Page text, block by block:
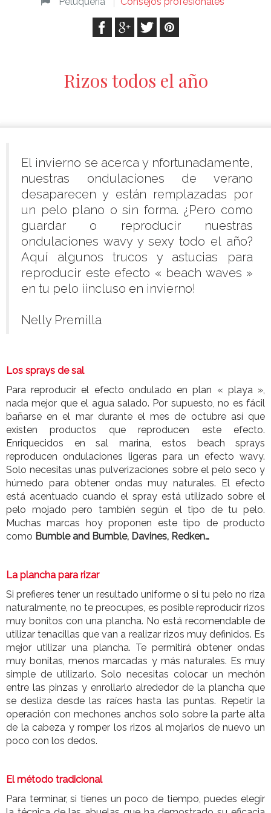
Rizos todos el año
El invierno se acerca y nfortunadamente,
nuestras ondulaciones de verano
desaparecen y están remplazadas por
un pelo plano o sin forma. ¿Pero como
guardar o reproducir nuestras
ondulaciones wavy y sexy todo el año?
Aquí algunos trucos y astucias para
reproducir este efecto « beach waves »
en tu pelo ¡incluso en invierno!
Nelly Premilla
Los sprays de sal
Para reproducir el efecto ondulado en plan « playa »,
nada mejor que el agua salado. Por supuesto, no es fácil
bañarse en el mar durante el mes de octubre así que
existen productos que reproducen este efecto.
Enriquecidos en sal marina, estos beach sprays
reproducen ondulaciones ligeras para un efecto wavy.
Solo necesitas unas pulverizaciones sobre el pelo seco y
húmedo para obtener ondas muy naturales. El efecto
está acentuado cuando el spray está utilizado sobre el
pelo mojado pero también según el tipo de tu pelo.
Muchas marcas hoy proponen este tipo de producto
como Bumble and Bumble, Davines, Redken…
La plancha para rizar
Si prefieres tener un resultado uniforme o si tu pelo no riza
naturalmente, no te preocupes, es posible reproducir rizos
muy bonitos con una plancha. No está recomendable de
utilizar tenacillas que van a realizar rizos muy definidos. Es
mejor utilizar una plancha. Te permitirá obtener ondas
muy bonitas, menos marcadas y más naturales. Es muy
simple de utilizarlo. Solo necesitas colocar un mechón
entre las pinzas y enrollarlo alrededor de la plancha que
se desliza desde las raíces hasta las puntas. Repetir la
operación con mechones anchos solo sobre la parte alta
de la cabeza y romper los rizos al mojarlos de nuevo un
poco con los dedos.
El método tradicional
Para terminar, si tienes un poco de tiempo, puedes elegir